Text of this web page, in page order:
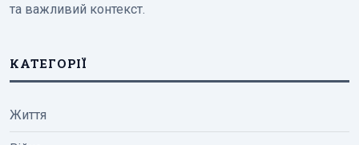
та важливий контекст.
КАТЕГОРІЇ
Життя